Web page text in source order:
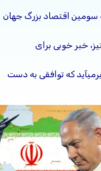
به سومین اقتصاد بزرگ جهان
خبر خوبی برای
که توافقی به دست